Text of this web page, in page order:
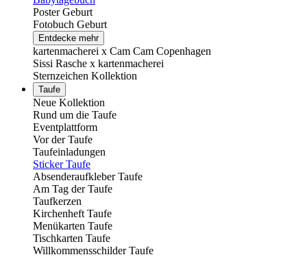
Poster Geburt
Fotobuch Geburt
Entdecke mehr
kartenmacherei x Cam Cam Copenhagen
Sissi Rasche x kartenmacherei
Sternzeichen Kollektion
Taufe
Neue Kollektion
Rund um die Taufe
Eventplattform
Vor der Taufe
Taufeinladungen
Sticker Taufe
Absenderaufkleber Taufe
Am Tag der Taufe
Taufkerzen
Kirchenheft Taufe
Menükarten Taufe
Tischkarten Taufe
Willkommensschilder Taufe